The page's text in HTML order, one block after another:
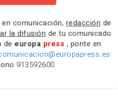
en comunicación, redacción de
la difusión de tu comunicado
de europa press , ponte en
913592600